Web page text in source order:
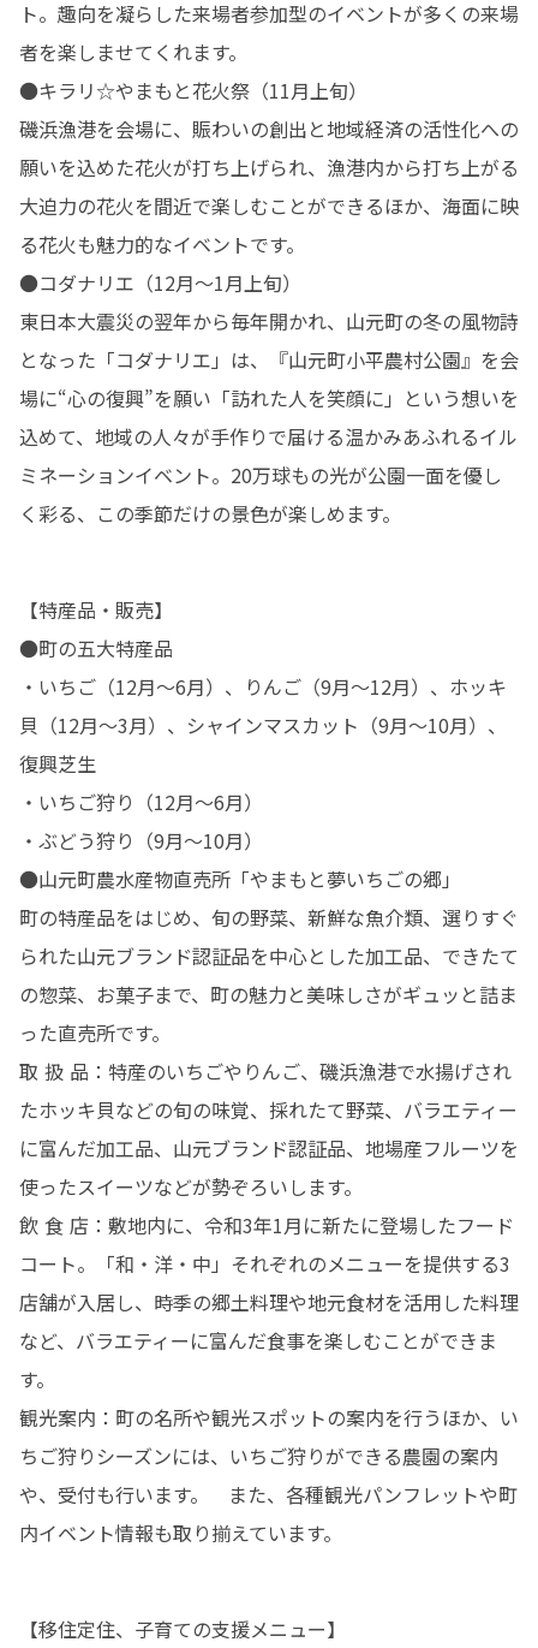
ト。趣向を凝らした来場者参加型のイベントが多くの来場
者を楽しませてくれます。
●キラリ☆やまもと花火祭（11月上旬）
磯浜漁港を会場に、賑わいの創出と地域経済の活性化への
願いを込めた花火が打ち上げられ、漁港内から打ち上がる
大迫力の花火を間近で楽しむことができるほか、海面に映
る花火も魅力的なイベントです。
●コダナリエ（12月～1月上旬）
東日本大震災の翌年から毎年開かれ、山元町の冬の風物詩
となった「コダナリエ」は、『山元町小平農村公園』を会
場に“心の復興”を願い「訪れた人を笑顔に」という想いを
込めて、地域の人々が手作りで届ける温かみあふれるイル
ミネーションイベント。20万球もの光が公園一面を優し
く彩る、この季節だけの景色が楽しめます。
【特産品・販売】
●町の五大特産品
・いちご（12月～6月）、りんご（9月～12月）、ホッキ
貝（12月～3月）、シャインマスカット（9月～10月）、
復興芝生
・いちご狩り（12月～6月）
・ぶどう狩り（9月～10月）
●山元町農水産物直売所「やまもと夢いちごの郷」
町の特産品をはじめ、旬の野菜、新鮮な魚介類、選りすぐ
られた山元ブランド認証品を中心とした加工品、できたて
の惣菜、お菓子まで、町の魅力と美味しさがギュッと詰ま
った直売所です。
取 扱 品：特産のいちごやりんご、磯浜漁港で水揚げされ
たホッキ貝などの旬の味覚、採れたて野菜、バラエティー
に富んだ加工品、山元ブランド認証品、地場産フルーツを
使ったスイーツなどが勢ぞろいします。
飲 食 店：敷地内に、令和3年1月に新たに登場したフード
コート。「和・洋・中」それぞれのメニューを提供する3
店舗が入居し、時季の郷土料理や地元食材を活用した料理
など、バラエティーに富んだ食事を楽しむことができま
す。
観光案内：町の名所や観光スポットの案内を行うほか、い
ちご狩りシーズンには、いちご狩りができる農園の案内
や、受付も行います。　また、各種観光パンフレットや町
内イベント情報も取り揃えています。
【移住定住、子育ての支援メニュー】